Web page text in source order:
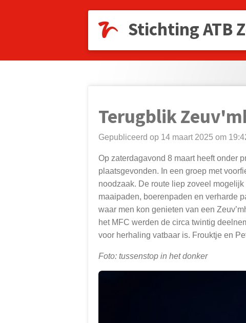
hoofdinhoud
Stichting ATB
Terugblik
Gepubliceerd op 14 maart 2025 om
Op zaterdagavond 8 maart heeft onder
plaatsgevonden. In een groep met
noodzaak. De route liep zoveel
maaipaden, boerenpaden en verharde
waar men kon genieten van een
het MFC werden de circa twintig
voor herhaling vatbaar is. Frouktje en
Foto: tussenstop in het donker